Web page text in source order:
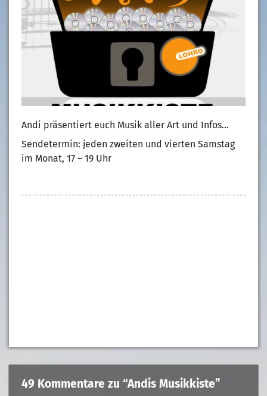
Andi präsentiert euch Musik aller Art und Infos…
Sendetermin: jeden zweiten und vierten Samstag
im Monat, 17 – 19 Uhr
49 Kommentare zu “Andis Musikkiste”